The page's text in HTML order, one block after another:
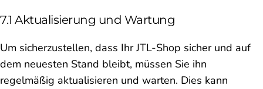
7.1 Aktualisierung und Wartung
Um sicherzustellen, dass Ihr JTL-Shop sicher und auf
dem neuesten Stand bleibt, müssen Sie ihn
regelmäßig aktualisieren und warten. Dies kann